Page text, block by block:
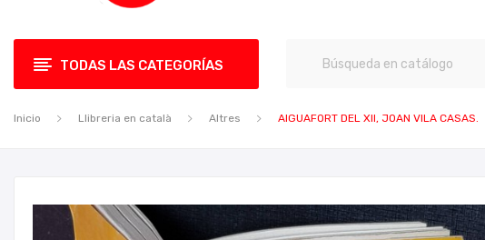
TODAS LAS CATEGORÍAS
Inicio Llibreria en català Altres AIGUAFORT DEL XII, JOAN VILA CASAS.